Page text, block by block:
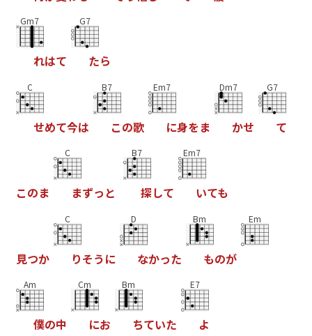
Gm7
れはて
G7
たら
C
せめて今は
B7
この歌
Em7
に身をま
Dm7
かせ
G7
て
このま
C
まずっ と
B7
探して
Em7
いても
見つか
C
りそう に
D
なかった
Bm
ものが
Em
Am
僕の中
Cm
にお
Bm
ちていた
E7
よ